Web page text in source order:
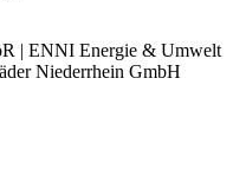
| ENNI Energie & Umwelt
Niederrhein GmbH